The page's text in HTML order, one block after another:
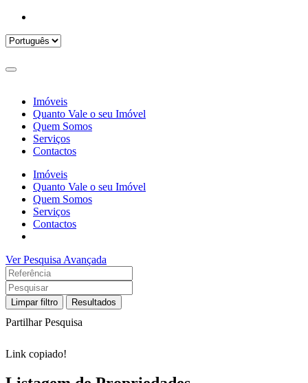
Imóveis
Quanto Vale o seu Imóvel
Quem Somos
Serviços
Contactos
Imóveis
Quanto Vale o seu Imóvel
Quem Somos
Serviços
Contactos
Ver Pesquisa Avançada
Limpar filtro Resultados
Partilhar Pesquisa
Link copiado!